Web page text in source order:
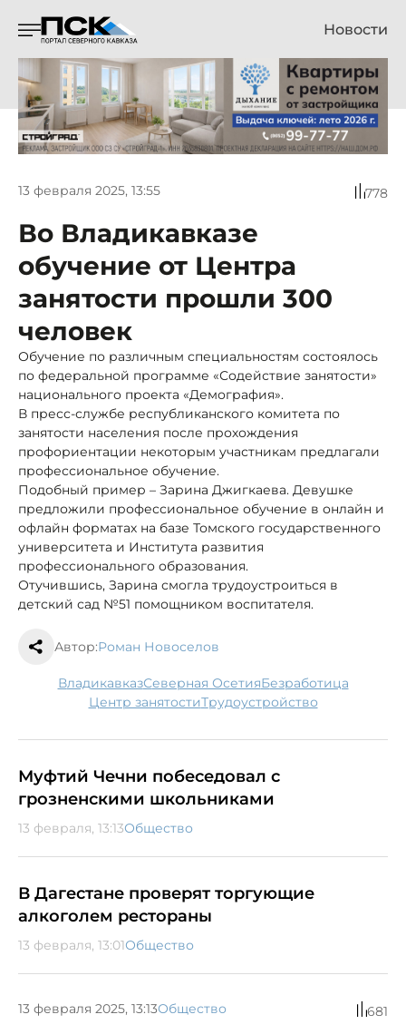
Новости
13 февраля 2025, 13:55 778
Во Владикавказе
обучение от Центра
занятости прошли 300
человек
Обучение по различным специальностям состоялось
по федеральной программе «Содействие занятости»
национального проекта «Демография».
В пресс-службе республиканского комитета по
занятости населения после прохождения
профориентации некоторым участникам предлагали
профессиональное обучение.
Подобный пример – Зарина Джигкаева. Девушке
предложили профессиональное обучение в онлайн и
офлайн форматах на базе Томского государственного
университета и Института развития
профессионального образования.
Отучившись, Зарина смогла трудоустроиться в
детский сад №51 помощником воспитателя.
Автор:Роман Новоселов
Владикавказ Северная Осетия безработица
Центр занятости трудоустройство
Муфтий Чечни побеседовал с
грозненскими школьниками
13 февраля, 13:13Общество
В Дагестане проверят торгующие
алкоголем рестораны
13 февраля, 13:01Общество
13 февраля 2025, 13:13Общество 681